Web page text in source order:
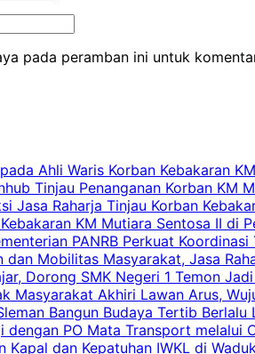
pada peramban ini untuk
Ahli Waris Korban Kebakaran
Tinjau Penanganan Korban KM
Jasa Raharja Tinjau Korban
KM Mutiara Sentosa II di
PANRB Perkuat
Mobilitas Masyarakat, Jasa
Dorong SMK Negeri 1 Temon
Masyarakat Akhiri Lawan Arus,
Bangun Budaya Tertib Berlalu
PO Mata Transport melalui
Kapal dan Kepatuhan IWKL di